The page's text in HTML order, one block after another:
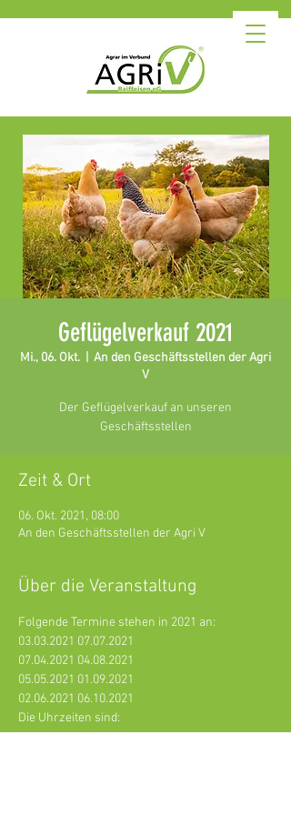
Geflügelverkauf 2021
Mi., 06. Okt.
An den Geschäftsstellen der Agri
V
Der Geflügelverkauf an unseren
Zeit & Ort
06. Okt. 2021, 08:00
An den Geschäftsstellen der Agri V
Über die Veranstaltung
Folgende Termine stehen in 2021 an:
03.03.2021 07.07.2021
07.04.2021 04.08.2021
05.05.2021 01.09.2021
02.06.2021 06.10.2021
Die Uhrzeiten sind: